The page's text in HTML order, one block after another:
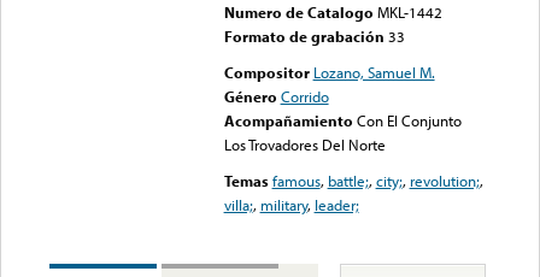
Numero de Catalogo MKL-1442
Formato de grabación 33
Compositor Lozano, Samuel M.
Género Corrido
Acompañamiento Con El Conjunto
Los Trovadores Del Norte
Temas famous, battle;,city;, revolution;,
villa;, military, leader;